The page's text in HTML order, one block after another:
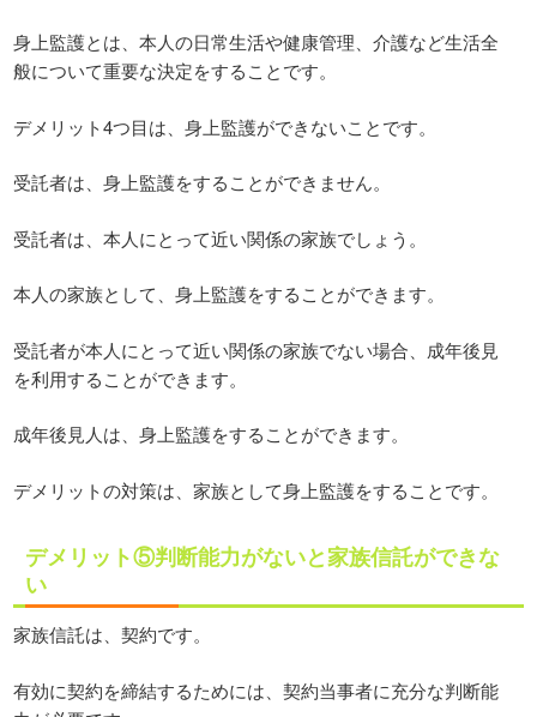
身上監護とは、本人の日常生活や健康管理、介護など生活全
般について重要な決定をすることです。
デメリット4つ目は、身上監護ができないことです。
受託者は、身上監護をすることができません。
受託者は、本人にとって近い関係の家族でしょう。
本人の家族として、身上監護をすることができます。
受託者が本人にとって近い関係の家族でない場合、成年後見
を利用することができます。
成年後見人は、身上監護をすることができます。
デメリットの対策は、家族として身上監護をすることです。
デメリット⑤判断能力がないと家族信託ができな
い
家族信託は、契約です。
有効に契約を締結するためには、契約当事者に充分な判断能